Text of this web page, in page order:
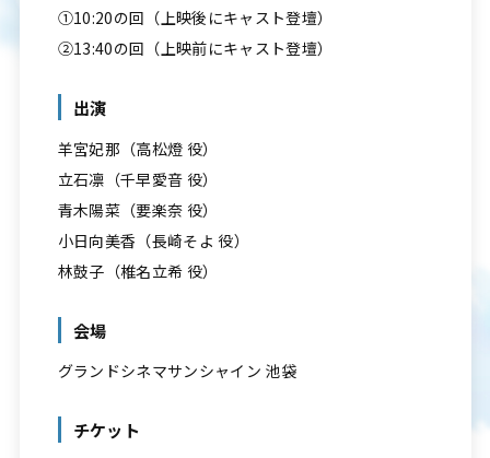
①10:20の回（上映後にキャスト登壇）
②13:40の回（上映前にキャスト登壇）
出演
羊宮妃那（高松燈 役）
立石凛（千早愛音 役）
青木陽菜（要楽奈 役）
小日向美香（長崎そよ 役）
林鼓子（椎名立希 役）
会場
グランドシネマサンシャイン 池袋
チケット